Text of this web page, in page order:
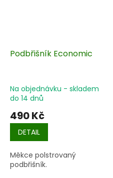
Podbřišník Economic
Na objednávku - skladem
do 14 dnů
490 Kč
DETAIL
Měkce polstrovaný
podbřišník.